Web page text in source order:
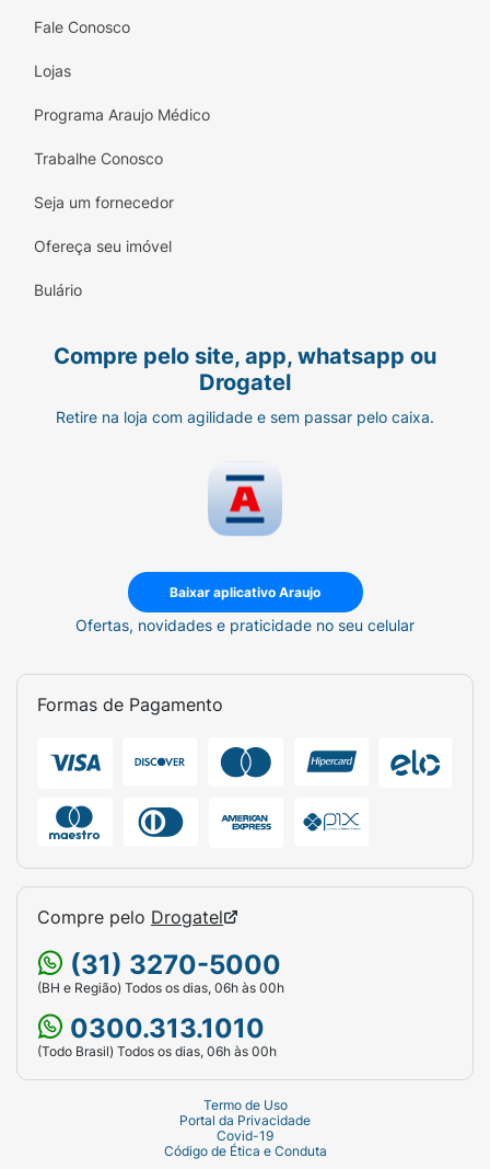
Fale Conosco
Lojas
Programa Araujo Médico
Trabalhe Conosco
Seja um fornecedor
Ofereça seu imóvel
Bulário
Compre pelo site, app, whatsapp ou
Drogatel
Retire na loja com agilidade e sem passar pelo caixa.
Baixar aplicativo Araujo
Ofertas, novidades e praticidade no seu celular
Formas de Pagamento
Compre pelo Drogatel
(31) 3270-5000
(BH e Região) Todos os dias, 06h às 00h
0300.313.1010
(Todo Brasil) Todos os dias, 06h às 00h
Termo de Uso
Portal da Privacidade
Covid-19
Código de Ética e Conduta